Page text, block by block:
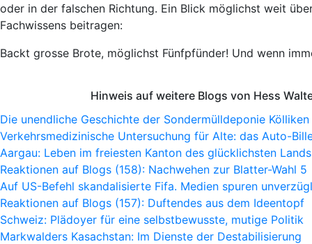
oder in der falschen Richtung. Ein Blick möglichst weit
Fachwissens beitragen:
Backt grosse Brote, möglichst Fünfpfünder! Und wenn
Hinweis auf weitere Blogs von Hess
Die unendliche Geschichte der Sondermülldeponie Kölliken
Verkehrsmedizinische Untersuchung für Alte: das Auto-
Aargau: Leben im freiesten Kanton des glücklichsten Lands
Reaktionen auf Blogs (158): Nachwehen zur Blatter-Wahl 5
Auf US-Befehl skandalisierte Fifa. Medien spuren
Reaktionen auf Blogs (157): Duftendes aus dem Ideentopf
Schweiz: Plädoyer für eine selbstbewusste, mutige Politik
Markwalders Kasachstan: Im Dienste der Destabilisierung